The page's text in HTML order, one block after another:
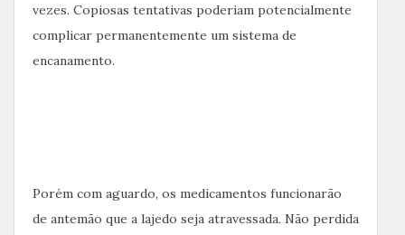
vezes. Copiosas tentativas poderiam potencialmente
complicar permanentemente um sistema de
encanamento.
Porém com aguardo, os medicamentos funcionarão
de antemão que a lajedo seja atravessada. Não perdida